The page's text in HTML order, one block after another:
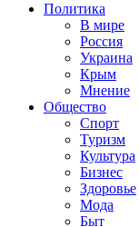
Политика
В мире
Россия
Украина
Крым
Мнение
Общество
Спорт
Туризм
Культура
Бизнес
Здоровье
Мода
Быт